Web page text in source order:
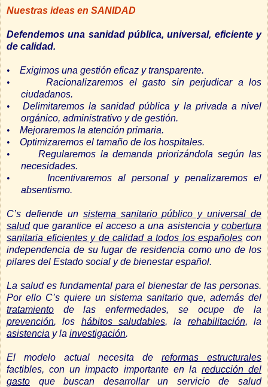
Nuestras ideas en SANIDAD
Defendemos una sanidad pública, universal, eficiente y
de calidad.
•
Exigimos una gestión eficaz y transparente.
•
Racionalizaremos el gasto sin perjudicar a los
ciudadanos.
•
Delimitaremos la sanidad pública y la privada a nivel
orgánico, administrativo y de gestión.
•
Mejoraremos la atención primaria.
•
Optimizaremos el tamaño de los hospitales.
•
Regularemos la demanda priorizándola según las
necesidades.
•
Incentivaremos al personal y penalizaremos el
absentismo.
C’s defiende un sistema sanitario público y universal de
saludque garantice el acceso a una asistencia y cobertura
sanitaria eficientes y de calidad a todos los españoles con
independencia de su lugar de residencia como uno de los
pilares del Estado social y de bienestar español.
La salud es fundamental para el bienestar de las personas.
Por ello C’s quiere un sistema sanitario que, además del
tratamiento de las enfermedades, se ocupe de la
prevención, los hábitos saludables, la rehabilitación, la
asistencia y la investigación.
El modelo actual necesita de reformas estructurales
factibles, con un impacto importante en la reducción del
gasto que buscan desarrollar un servicio de salud